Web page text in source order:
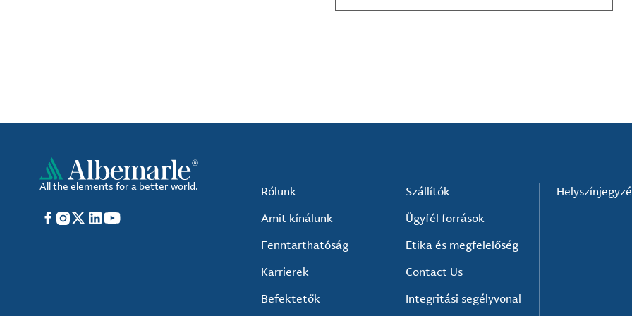
kompozit-anyag készítők és mások számára.
All the elements for a better world.
Facebook
Instagram
X LinkedIn
YouTube
Rólunk
Amit kínálunk
Fenntarthatóság
Karrierek
Befektetők
Szállítók
Ügyfél források
Etika és megfelelőség
Contact Us
Integritási segélyvonal